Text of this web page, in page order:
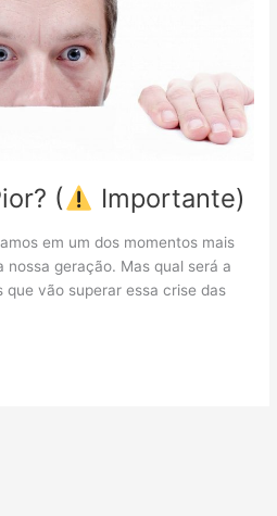
( Importante)
em um dos momentos mais
geração. Mas qual será a
vão superar essa crise das